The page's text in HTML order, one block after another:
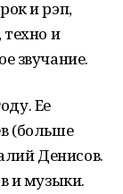
и рэп,
и
звучание.
Ее
(больше
Денисов.
и музыки.